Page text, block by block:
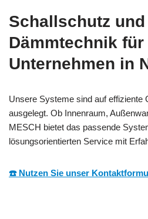
Schallschutz und
Dämmtechnik für
Unternehmen in
Unsere Systeme sind auf effiziente
ausgelegt. Ob Innenraum,
MESCH bietet das passende
lösungsorientierten Service mit
☎️ Nutzen Sie unser